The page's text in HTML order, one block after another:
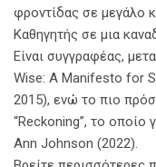
φροντίδας σε μεγάλο
Καθηγητής σε μια
Είναι συγγραφέας,
Wise: A Manifesto for
2015), ενώ το πιο
“Reckoning”, το οποίο
Ann Johnson (2022).